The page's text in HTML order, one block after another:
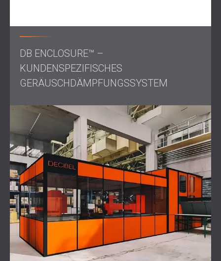
DB ENCLOSURE™ –
KUNDENSPEZIFISCHES
GERÄUSCHDÄMPFUNGSSYSTEM